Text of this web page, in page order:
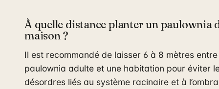
À quelle distance planter un paulownia
maison ?
Il est recommandé de laisser 6 à 8 mètres
paulownia adulte et une habitation pour éviter
désordres liés au système racinaire et à